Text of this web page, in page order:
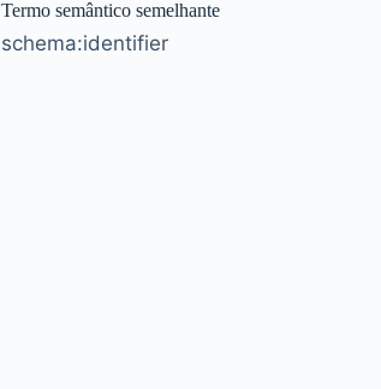
Termo semântico semelhante
schema:identifier